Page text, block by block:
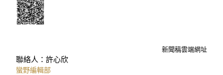
新聞稿雲端網址
聯絡人：許心欣
蠻野編輯部